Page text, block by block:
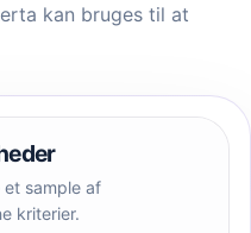
kan bruges til at
sample af
kriterier.